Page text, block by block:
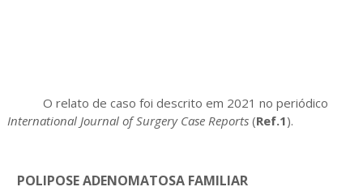
O relato de caso foi descrito em 2021 no periódico
International Journal of Surgery Case Reports(Ref.1).
POLIPOSE ADENOMATOSA FAMILIAR